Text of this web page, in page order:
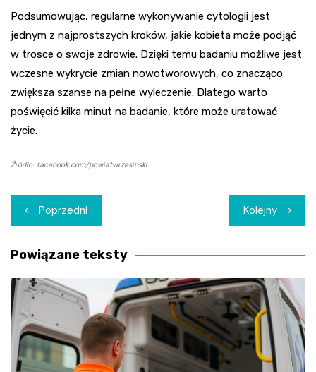
Podsumowując, regularne wykonywanie cytologii jest
jednym z najprostszych kroków, jakie kobieta może podjąć
w trosce o swoje zdrowie. Dzięki temu badaniu możliwe jest
wczesne wykrycie zmian nowotworowych, co znacząco
zwiększa szanse na pełne wyleczenie. Dlatego warto
poświęcić kilka minut na badanie, które może uratować
życie.
Źródło: facebook.com/powiatwrzesinski
Nawigacja
wpisu
Poprzedni Kolejny
Powiązane teksty